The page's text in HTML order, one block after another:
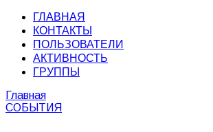
ГЛАВНАЯ
КОНТАКТЫ
ПОЛЬЗОВАТЕЛИ
АКТИВНОСТЬ
ГРУППЫ
Главная
СОБЫТИЯ